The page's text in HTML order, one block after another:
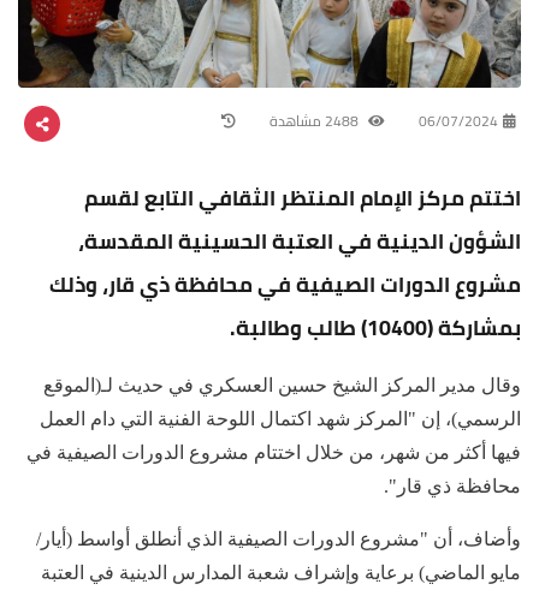
06/07/2024
اختتم مركز الإمام المنتظر الثقافي التابع لقسم
الشؤون الدينية في العتبة الحسينية المقدسة،
مشروع الدورات الصيفية في محافظة ذي قار، وذلك
بمشاركة (10400) طالب وطالبة.
وقال مدير المركز الشيخ حسين العسكري في حديث لـ(الموقع
الرسمي)، إن "المركز شهد اكتمال اللوحة الفنية التي دام العمل
فيها أكثر من شهر، من خلال اختتام مشروع الدورات الصيفية في
محافظة ذي قار".
وأضاف، أن "مشروع الدورات الصيفية الذي أنطلق أواسط (أيار/
مايو الماضي) برعاية وإشراف شعبة المدارس الدينية في العتبة